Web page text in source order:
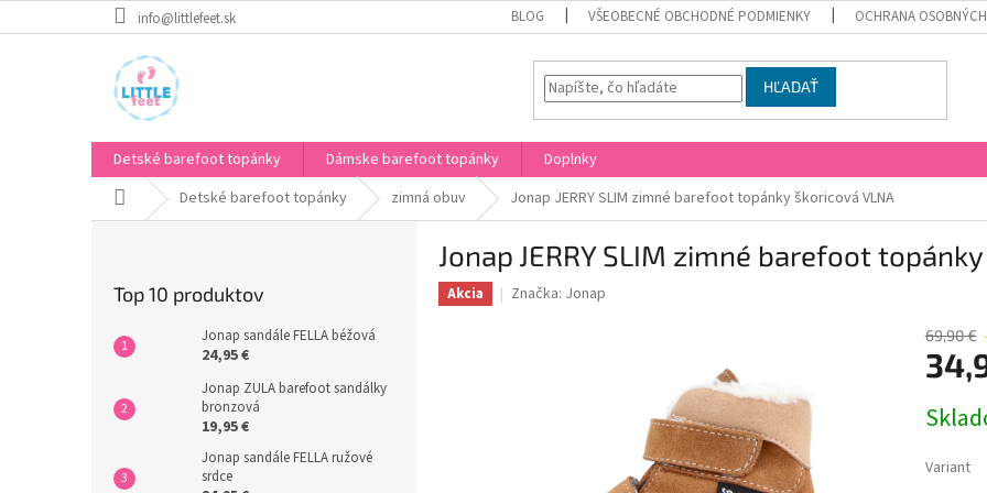
na
info@littlefeet.sk BLOG VŠEOBECNÉ OBCHODNÉ PODMIENKY OCHRANA
HĽADAŤ
Detské barefoot topánky Dámske barefoot topánky
Doplnky
DomovDetské barefoot topánky zimná obuv Jonap JERRY SLIM zimné barefoot topánky škoricová VLNA
Top 10 produktov
Jonap sandále FELLA béžová
24,95 €
Jonap ZULA barefoot sandálky
bronzová
19,95 €
Jonap sandále FELLA ružové
srdce
Jonap JERRY SLIM zimné barefoot
Akcia Značka: Jonap
69,90 €
cena:
Variant